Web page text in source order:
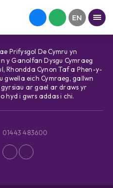
Prifysgol De Cymru yn
y Ganolfan Dysgu Cymraeg
Rhondda Cynon Taf a Phen-y-
gwella eich Cymraeg, gallwn
ar gael ar draws yr
hyd i gwrs addas i chi.
01443 483600